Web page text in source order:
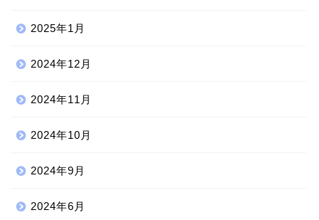
2025年1月
2024年12月
2024年11月
2024年10月
2024年9月
2024年6月